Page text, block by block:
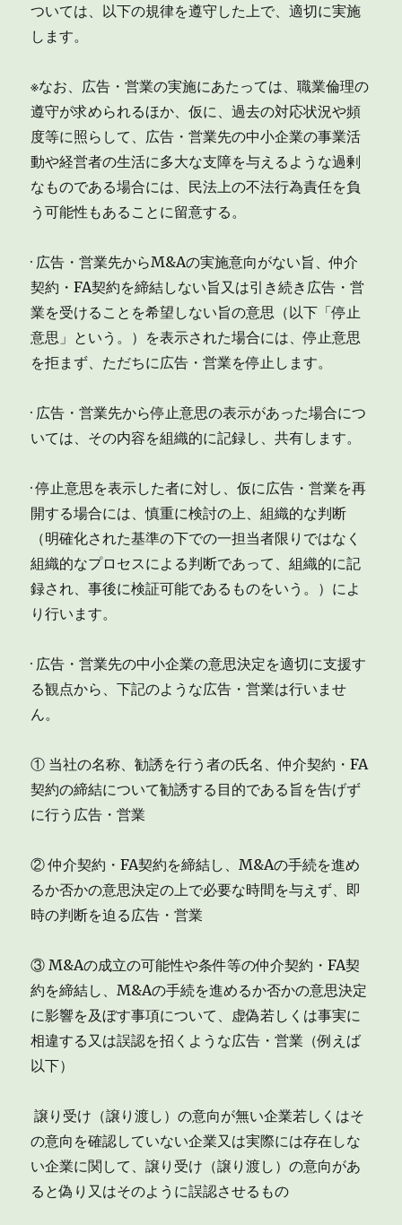
ついては、以下の規律を遵守した上で、適切に実施
します。
※なお、広告・営業の実施にあたっては、職業倫理の
遵守が求められるほか、仮に、過去の対応状況や頻
度等に照らして、広告・営業先の中小企業の事業活
動や経営者の生活に多大な支障を与えるような過剰
なものである場合には、民法上の不法行為責任を負
う可能性もあることに留意する。
· 広告・営業先からM&Aの実施意向がない旨、仲介
契約・FA契約を締結しない旨又は引き続き広告・営
業を受けることを希望しない旨の意思（以下「停止
意思」という。）を表示された場合には、停止意思
を拒まず、ただちに広告・営業を停止します。
· 広告・営業先から停止意思の表示があった場合につ
いては、その内容を組織的に記録し、共有します。
· 停止意思を表示した者に対し、仮に広告・営業を再
開する場合には、慎重に検討の上、組織的な判断
（明確化された基準の下での一担当者限りではなく
組織的なプロセスによる判断であって、組織的に記
録され、事後に検証可能であるものをいう。）によ
り行います。
· 広告・営業先の中小企業の意思決定を適切に支援す
る観点から、下記のような広告・営業は行いませ
ん。
① 当社の名称、勧誘を行う者の氏名、仲介契約・FA
契約の締結について勧誘する目的である旨を告げず
に行う広告・営業
② 仲介契約・FA契約を締結し、M&Aの手続を進め
るか否かの意思決定の上で必要な時間を与えず、即
時の判断を迫る広告・営業
③ M&Aの成立の可能性や条件等の仲介契約・FA契
約を締結し、M&Aの手続を進めるか否かの意思決定
に影響を及ぼす事項について、虚偽若しくは事実に
相違する又は誤認を招くような広告・営業（例えば
以下）
 譲り受け（譲り渡し）の意向が無い企業若しくはそ
の意向を確認していない企業又は実際には存在しな
い企業に関して、譲り受け（譲り渡し）の意向があ
ると偽り又はそのように誤認させるもの